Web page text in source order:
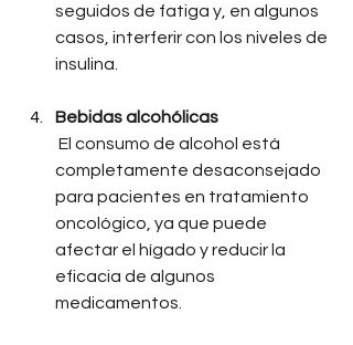
seguidos de fatiga y, en algunos
casos, interferir con los niveles de
insulina.
Bebidas alcohólicas
El consumo de alcohol está
completamente desaconsejado
para pacientes en tratamiento
oncológico, ya que puede
afectar el hígado y reducir la
eficacia de algunos
medicamentos.